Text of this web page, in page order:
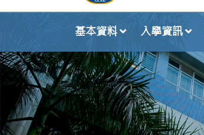
基本資料 入學資訊